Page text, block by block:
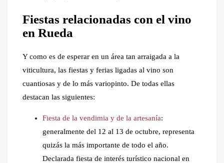
Fiestas relacionadas con el vino
en Rueda
Y como es de esperar en un área tan arraigada a la
viticultura, las fiestas y ferias ligadas al vino son
cuantiosas y de lo más variopinto. De todas ellas
destacan las siguientes:
Fiesta de la vendimia y de la artesanía:
generalmente del 12 al 13 de octubre, representa
quizás la más importante de todo el año.
Declarada fiesta de interés turístico nacional en